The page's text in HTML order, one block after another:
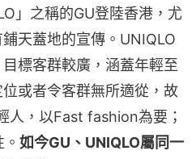
」之稱的GU登陸香港，尤
天蓋地的宣傳。UNIQLO
標客群較廣，涵蓋年輕至
或者令客群無所適從，故
人，以Fast fashion為要；
如今GU、UNIQLO屬同一